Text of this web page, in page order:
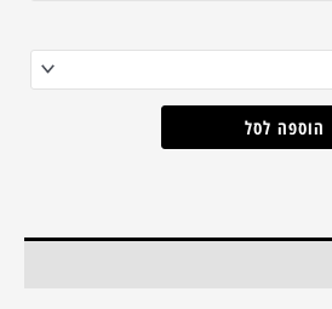
הוספה לסל